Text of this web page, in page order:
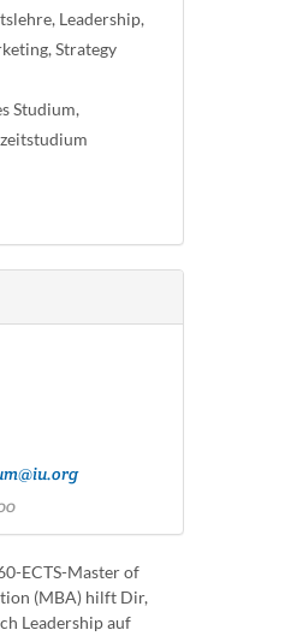
Leadership,
Strategy
Studium,
ECTS-Master of
(MBA) hilft Dir,
Leadership auf